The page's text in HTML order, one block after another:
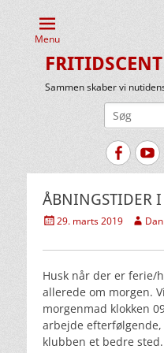
Menu
Sammen skaber vi
ÅBNINGSTIDER
Udgivet
29. marts 2019
Husk når der er ferie/
allerede om morgen.
morgenmad klokken
arbejde
klubben et bedre